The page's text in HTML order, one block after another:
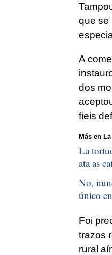
que se
A
dos
fieis
Más en La
La
ata as
No,
único
Foi
trazos
rural